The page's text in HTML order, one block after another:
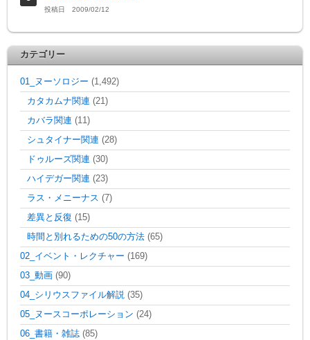
投稿日 2009/02/12
カテゴリー
01_ヌーソロジー (1,492)
カタカムナ関連 (21)
カバラ関連 (11)
シュタイナー関連 (28)
ドゥルーズ関連 (30)
ハイデガー関連 (23)
ラス・メニーナス (7)
差異と反復 (15)
時間と別れるための50の方法 (65)
02_イベント・レクチャー (169)
03_動画 (90)
04_シリウスファイル解説 (35)
05_ヌースコーポレーション (24)
06_書籍・雑誌 (85)